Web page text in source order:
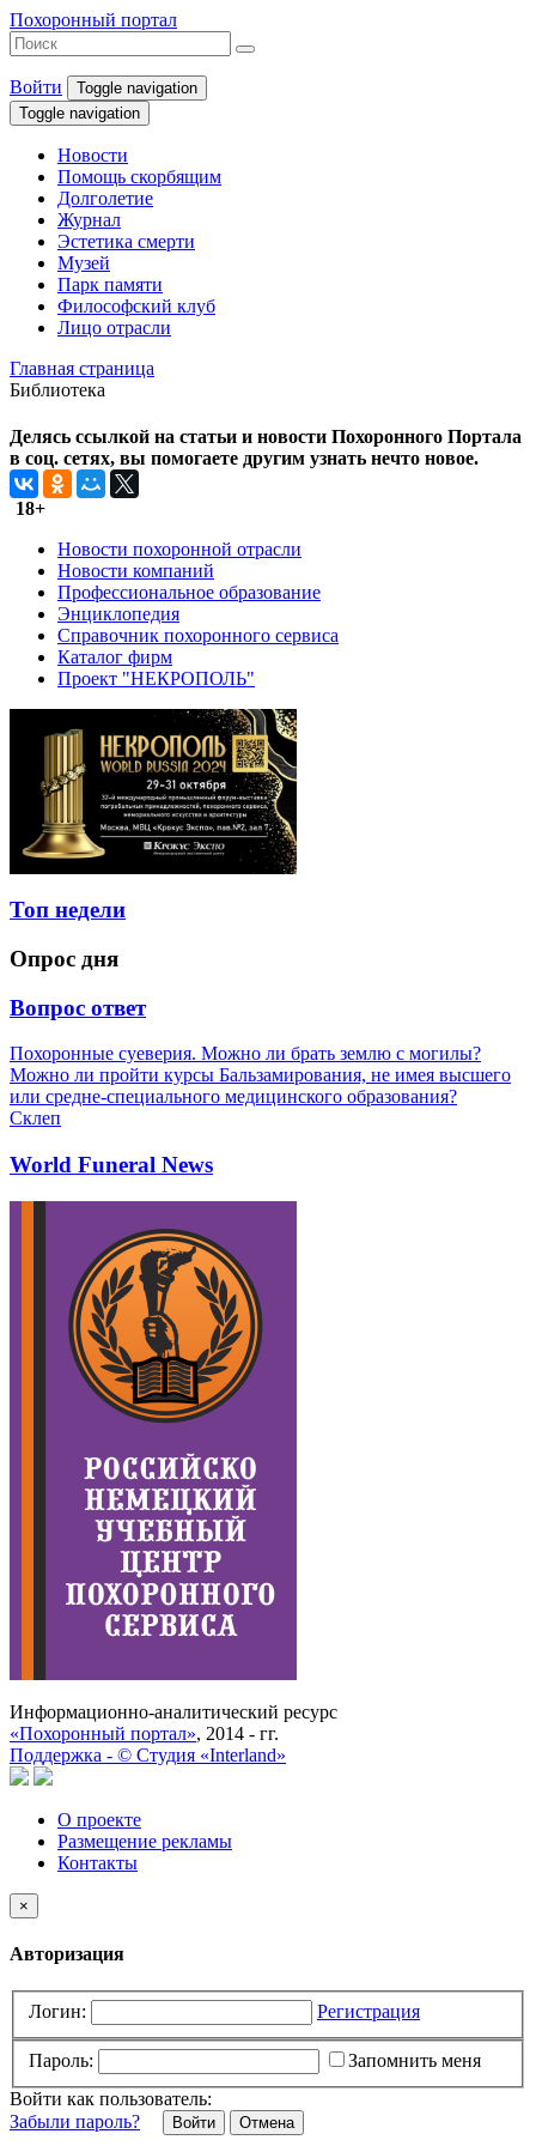
Похоронный портал
Войти
Toggle navigation
Toggle navigation
Новости
Помощь скорбящим
Долголетие
Журнал
Эстетика смерти
Музей
Парк памяти
Философский клуб
Лицо отрасли
Главная страница
Библиотека
Делясь ссылкой на статьи и новости Похоронного Портала
в соц. сетях, вы помогаете другим узнать нечто новое.
18+
Новости похоронной отрасли
Новости компаний
Профессиональное образование
Энциклопедия
Справочник похоронного сервиса
Каталог фирм
Проект "НЕКРОПОЛЬ"
Топ недели
Опрос дня
Вопрос ответ
Похоронные суеверия. Можно ли брать землю с могилы?
Можно ли пройти курсы Бальзамирования, не имея высшего
или средне-специального медицинского образования?
Склеп
World Funeral News
Информационно-аналитический ресурс
«Похоронный портал», 2014 - гг.
Поддержка - © Cтудия «Interland»
О проекте
Размещение рекламы
Контакты
×
Авторизация
Логин: Регистрация
Пароль:
Запомнить меня
Войти как пользователь:
Забыли пароль?
Отмена